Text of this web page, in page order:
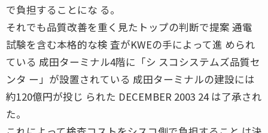
で負担することにな る。
それでも品質改善を重く見たトップの判断で提案 通電
試験を含む本格的な検 査がKWEの手によって進 められ
ている 成田ターミナル4階に「シ スコシステムズ品質セ
ンタ ー」が設置されている 成田ターミナルの建設には
約120億円が投じ られた DECEMBER 2003 24 は了承され
た。